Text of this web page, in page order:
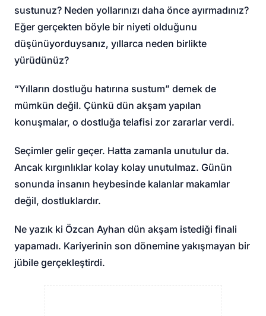
sustunuz? Neden yollarınızı daha önce ayırmadınız?
Eğer gerçekten böyle bir niyeti olduğunu
düşünüyorduysanız, yıllarca neden birlikte
yürüdünüz?
“Yılların dostluğu hatırına sustum” demek de
mümkün değil. Çünkü dün akşam yapılan
konuşmalar, o dostluğa telafisi zor zararlar verdi.
Seçimler gelir geçer. Hatta zamanla unutulur da.
Ancak kırgınlıklar kolay kolay unutulmaz. Günün
sonunda insanın heybesinde kalanlar makamlar
değil, dostluklardır.
Ne yazık ki Özcan Ayhan dün akşam istediği finali
yapamadı. Kariyerinin son dönemine yakışmayan bir
jübile gerçekleştirdi.